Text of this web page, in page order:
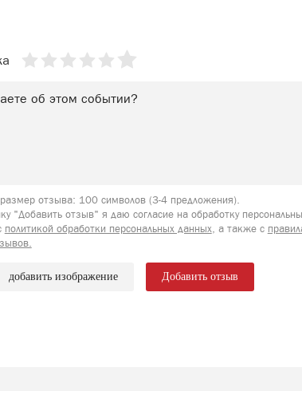
отзыва: 100 символов (3-4 предложения).
"Добавить отзыв" я даю согласие на обработку
политикой обработки персональных данных, а также с
добавить изображение Добавить отзыв